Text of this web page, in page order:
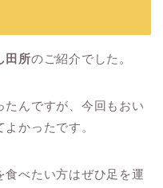
田所のご紹介でした。
んですが、今回もおい
かったです。
べたい方はぜひ足を運